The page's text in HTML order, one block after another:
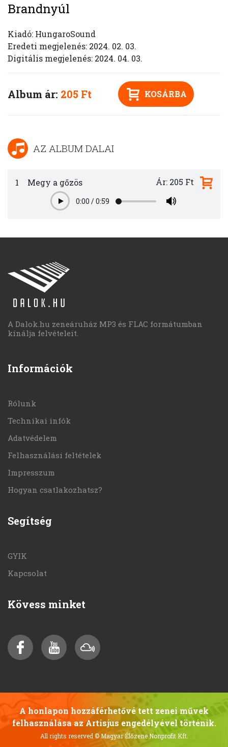
Brandnyúl
Kiadó: HungaroSound
Eredeti megjelenés: 2024. 02. 03.
Digitális megjelenés: 2024. 04. 03.
Album ár: 205 Ft KOSÁRBA
AZ ALBUM DALAI
1 Megy a gőzös
Play0:00 /0:59
Ár: 205 Ft
A Dalok.hu zeneáruház MP3 és FLAC formátumban
kínálja felvételeit.
Információk
Rólunk
Technikai infók
Adatvédelem
Felhasználási feltételek
Impresszum
Hogyan csatlakozhatsz?
Segítség
GYIK
Kapcsolat
Kövess minket
A honlapon hozzáférhetővé tett zenei művek
felhasználása az Artisjus engedélyével történik.
All rights reserved© Magyar Élőzene Nonprofit Kft.